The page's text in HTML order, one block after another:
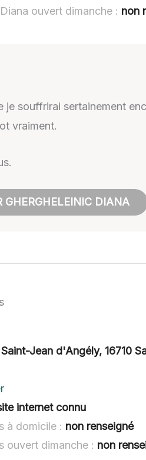
ouvert dimanche : non
souffrirai sertainement
vraiment.
DIANA
Saint-Jean d'Angély, 16710
internet connu
à domicile : non renseigné
ouvert dimanche : non